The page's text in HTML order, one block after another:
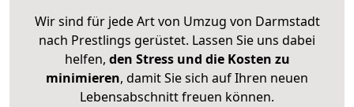
Wir sind für jede Art von Umzug von Darmstadt
nach Prestlings gerüstet. Lassen Sie uns dabei
helfen, den Stress und die Kosten zu
minimieren, damit Sie sich auf Ihren neuen
Lebensabschnitt freuen können.